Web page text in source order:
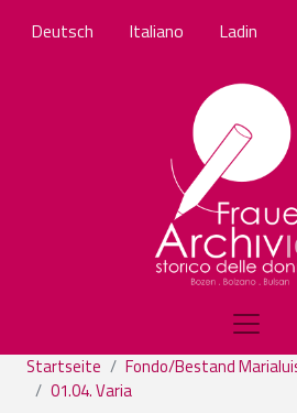
Deutsch Italiano Ladin
Startseite Fondo/Bestand
01.04. Varia